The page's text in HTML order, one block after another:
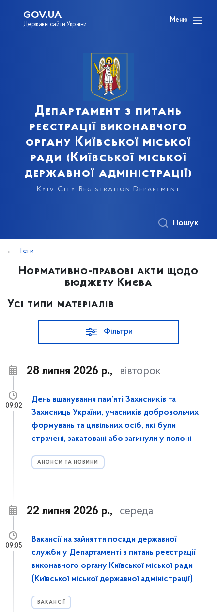
GOV.UA
Державні сайти України
Меню
Департамент з питань
реєстрації виконавчого
органу Київської міської
ради (Київської міської
державної адміністрації)
Kyiv City Registration Department
Пошук
Теги
Нормативно-правові акти щодо
бюджету Києва
Усі типи матеріалів
Фільтри
28 липня 2026 р., вівторок
День вшанування пам’яті Захисників та
Захисниць України, учасників добровольчих
формувань та цивільних осіб, які були
страчені, закатовані або загинули у полоні
АНОНСИ ТА НОВИНИ
09:02
22 липня 2026 р., середа
Вакансії на зайняття посади державної
служби у Департаменті з питань реєстрації
виконавчого органу Київської міської ради
(Київської міської державної адміністрації)
ВАКАНСІЇ
09:05